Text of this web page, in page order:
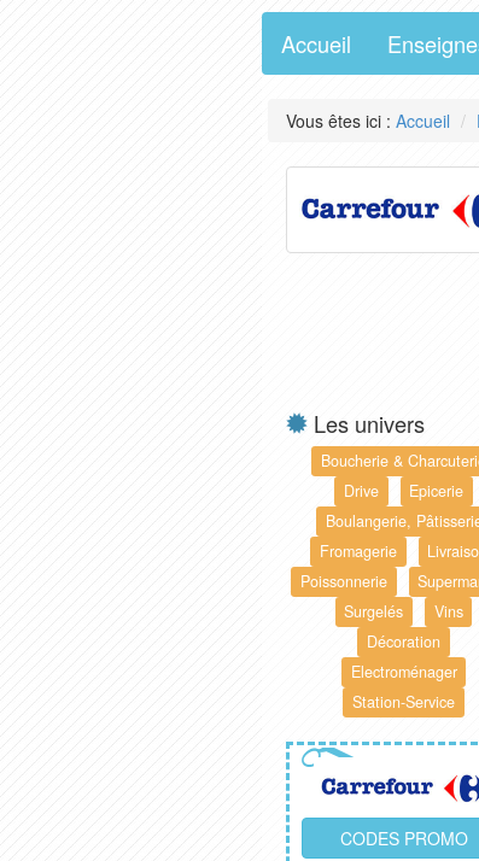
Accueil
Vous êtes ici : Accueil
Les univers
Boucherie &
Drive
Epicerie
Boulangerie,
Fromagerie
Poissonnerie
Surgelés
Vins
Décoration
Electroménager
Station-Service
CODES PROMO